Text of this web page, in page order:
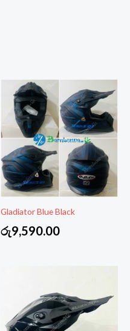
Gladiator Blue Black
රු9,590.00